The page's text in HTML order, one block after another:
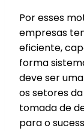
Por esses
empresas
eficiente,
forma
deve ser
os setores
tomada de
para o